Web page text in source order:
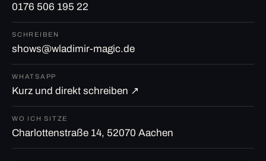
0176 506 195 22
SCHREIBEN
shows@wladimir-magic.de
WHATSAPP
Kurz und direkt schreiben ↗
WO ICH SITZE
Charlottenstraße 14, 52070 Aachen